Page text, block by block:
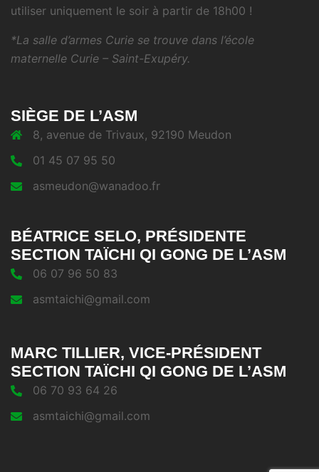
utiliser uniquement le soir à partir de 18h00 !
*La salle d’armes Curie se trouve dans l’école
maternelle Curie – Saint-Exupéry.
SIÈGE DE L’ASM
8, avenue de Trivaux, 92190 Meudon
01 45 07 95 50
asmeudon@wanadoo.fr
BÉATRICE SELO, PRÉSIDENTE
SECTION TAÏCHI QI GONG DE L’ASM
06 07 96 50 83
asmtaichi@gmail.com
MARC TILLIER, VICE-PRÉSIDENT
SECTION TAÏCHI QI GONG DE L’ASM
06 70 93 64 26
asmtaichi@gmail.com